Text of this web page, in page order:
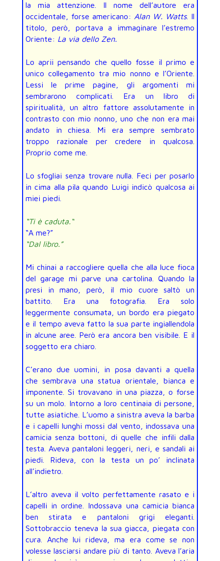
la mia attenzione. Il nome dell’autore era
occidentale, forse americano: Alan W. Watts. Il
titolo, però, portava a immaginare l’estremo
Oriente: La via dello Zen.
Lo aprii pensando che quello fosse il primo e
unico collegamento tra mio nonno e l’Oriente.
Lessi le prime pagine, gli argomenti mi
sembrarono complicati. Era un libro di
spiritualità, un altro fattore assolutamente in
contrasto con mio nonno, uno che non era mai
andato in chiesa. Mi era sempre sembrato
troppo razionale per credere in qualcosa.
Proprio come me.
Lo sfogliai senza trovare nulla. Feci per posarlo
in cima alla pila quando Luigi indicò qualcosa ai
miei piedi.
“Ti è caduta.“
“A me?”
“Dal libro.”
Mi chinai a raccogliere quella che alla luce fioca
del garage mi parve una cartolina. Quando la
presi in mano, però, il mio cuore saltò un
battito. Era una fotografia. Era solo
leggermente consumata, un bordo era piegato
e il tempo aveva fatto la sua parte ingiallendola
in alcune aree. Però era ancora ben visibile. E il
soggetto era chiaro.
C’erano due uomini, in posa davanti a quella
che sembrava una statua orientale, bianca e
imponente. Si trovavano in una piazza, o forse
su un molo. Intorno a loro centinaia di persone,
tutte asiatiche. L’uomo a sinistra aveva la barba
e i capelli lunghi mossi dal vento, indossava una
camicia senza bottoni, di quelle che infili dalla
testa. Aveva pantaloni leggeri, neri, e sandali ai
piedi. Rideva, con la testa un po’ inclinata
all’indietro.
L’altro aveva il volto perfettamente rasato e i
capelli in ordine. Indossava una camicia bianca
ben stirata e pantaloni grigi eleganti.
Sottobraccio teneva la sua giacca, piegata con
cura. Anche lui rideva, ma era come se non
volesse lasciarsi andare più di tanto. Aveva l’aria